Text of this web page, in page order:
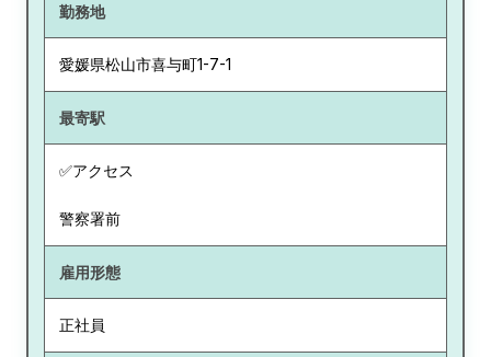
勤務地
愛媛県松山市喜与町1-7-1
最寄駅
✅アクセス
警察署前
雇用形態
正社員